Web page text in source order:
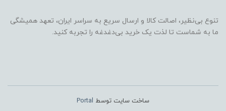
تنوع بی‌نظیر، اصالت کالا و ارسال سریع به سراسر ایران، تعهد همیشگی
ما به شماست تا لذت یک خرید بی‌دغدغه را تجربه کنید.
ساخت سایت توسط Portal